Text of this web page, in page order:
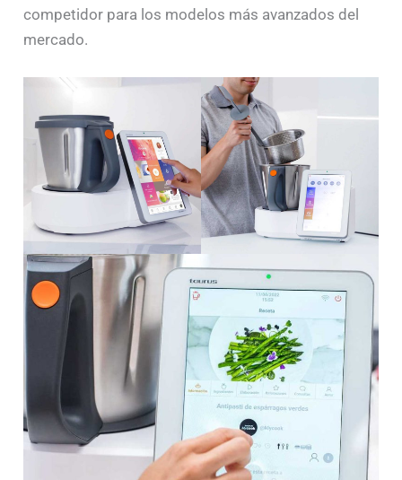
competidor para los modelos más avanzados del
mercado.